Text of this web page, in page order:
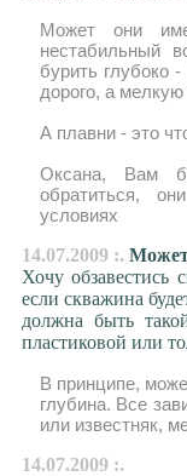
Может они
нестабильный
бурить глубоко
дорого, а
А плавни - это
Оксана, Вам
обратиться,
условиях
14.07.2009 :. Может
Хочу обзавестись
если скважина
должна быть
пластиковой или
В принципе,
глубина. Все
или известняк,
14.07.2009 :.